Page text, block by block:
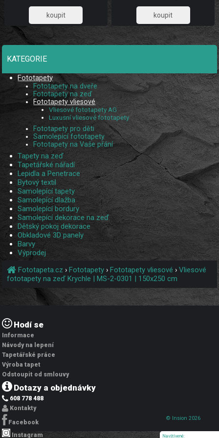
1 032,23 1 032,23
KATEGORIE
Fototapety
Fototapety na dveře
Fototapety na zeď
Fototapety vliesové
Vliesové fototapety AG
Luxusní vliesové fototapety
Fototapety pro děti
Samolepící fototapety
Fototapety na Vaše přání
Tapety na zeď
Tapetářské nářadí
Lepidla a Penetrace
Bytový textil
Samolepící tapety
Samolepící dlažba
Samolepící bordury
Samolepící dekorace na zeď
Dětský pokoj dekorace
Obkladové 3D panely
Barvy
Výprodej
Fototapeta.cz ›Fototapety ›Fototapety vliesové ›Vliesové
fototapety na zeď Krychle | MS-2-0301 | 150x250 cm
Hodí se
Informace
Návody na lepení
Tapetářské práce
Výroba tapet
Odstoupit od smlouvy
Dotazy a objednávky
608 778 488
Kontakty
Facebook
Instagram
© Insion 2026
Navštívené: